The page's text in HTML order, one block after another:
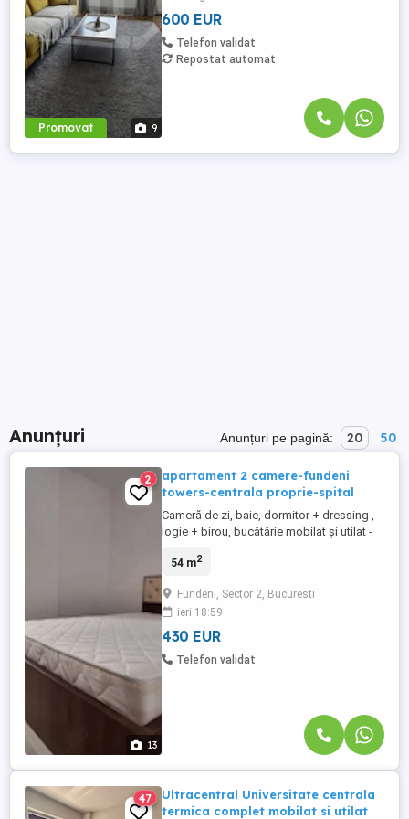
Promovat 9
600 EUR
Telefon validat
Repostat automat
Anunțuri Anunțuri pe pagină: 20 50
13
2
apartament 2 camere-fundeni
towers-centrala proprie-spital
Cameră de zi, baie, dormitor + dressing ,
logie + birou, bucătărie mobilat și utilat -
BINE - 9,5 10 Contract fiscalizat la ANAF,
costuri lunare reduse cu utilități
contorizate INDIVIDUAL - electric, apă,
centrală termică ...
54 m2
Fundeni, Sector 2, Bucuresti
ieri 18:59
430 EUR
Telefon validat
47
Ultracentral Universitate centrala
termica complet mobilat si utilat